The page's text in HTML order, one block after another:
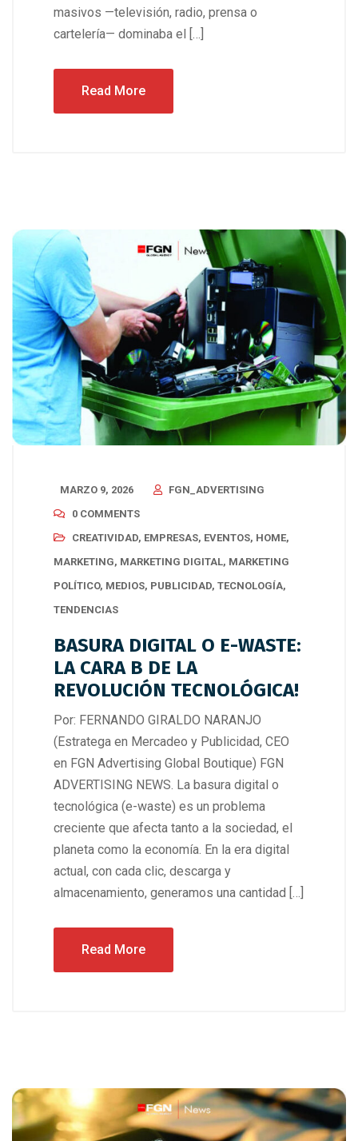
masivos —televisión, radio, prensa o
cartelería— dominaba el […]
Read More
MARZO 9, 2026
FGN_ADVERTISING
0 COMMENTS
CREATIVIDAD, EMPRESAS, EVENTOS, HOME,
MARKETING, MARKETING DIGITAL, MARKETING
POLÍTICO, MEDIOS, PUBLICIDAD, TECNOLOGÍA,
TENDENCIAS
BASURA DIGITAL O E-WASTE:
LA CARA B DE LA
REVOLUCIÓN TECNOLÓGICA!
Por: FERNANDO GIRALDO NARANJO
(Estratega en Mercadeo y Publicidad, CEO
en FGN Advertising Global Boutique) FGN
ADVERTISING NEWS. La basura digital o
tecnológica (e-waste) es un problema
creciente que afecta tanto a la sociedad, el
planeta como la economía. En la era digital
actual, con cada clic, descarga y
almacenamiento, generamos una cantidad […]
Read More